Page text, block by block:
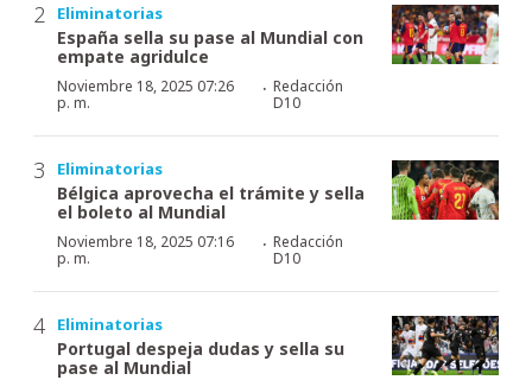
Eliminatorias
España sella su pase al Mundial con
empate agridulce
Noviembre 18, 2025 07:26
p. m.
·Redacción
D10
Eliminatorias
Bélgica aprovecha el trámite y sella
el boleto al Mundial
Noviembre 18, 2025 07:16
p. m.
·Redacción
D10
Eliminatorias
Portugal despeja dudas y sella su
pase al Mundial